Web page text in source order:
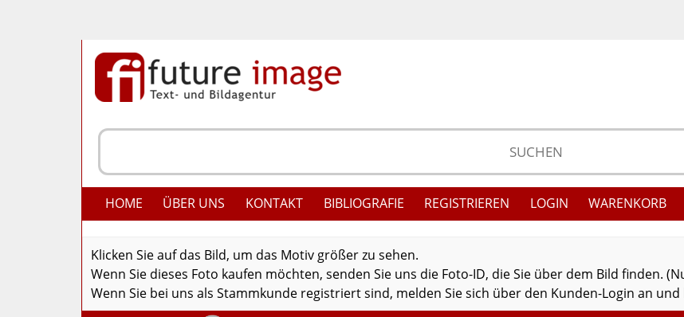
HOME ÜBER UNS KONTAKT BIBLIOGRAFIE REGISTRIEREN LOGIN WARENKORB
Klicken Sie auf das Bild, um das Motiv größer zu sehen.
Wenn Sie dieses Foto kaufen möchten, senden Sie uns die Foto-ID, die Sie über dem Bild finden.
Wenn Sie bei uns als Stammkunde registriert sind, melden Sie sich über den Kunden-Login an